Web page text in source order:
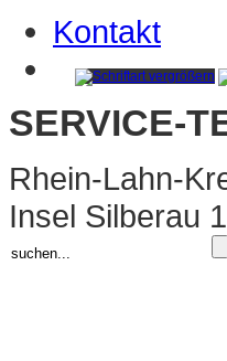
Kontakt
SERVICE-
Rhein-Lahn-
Insel Silberau